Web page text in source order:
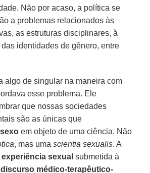
Não por acaso, a política se
a problemas relacionados às
as estruturas disciplinares, à
identidades de gênero, entre
algo de singular na maneira com
esse problema. Ele
que nossas sociedades
são as únicas que
sexo em objeto de uma ciência. Não
, mas umascientia sexualis. A
experiência sexual submetida à
discurso médico-terapêutico-